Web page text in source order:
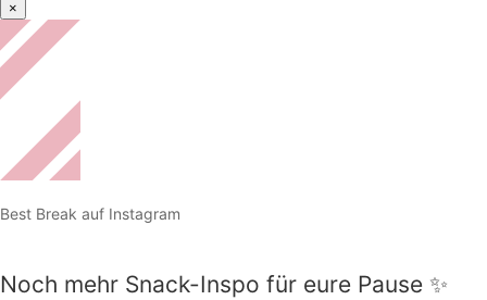
×
Best Break auf Instagram
Noch mehr Snack-Inspo für eure Pause ✨